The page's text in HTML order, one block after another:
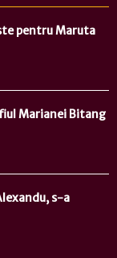
pentru Maruta
Marianei Bitang
s-a